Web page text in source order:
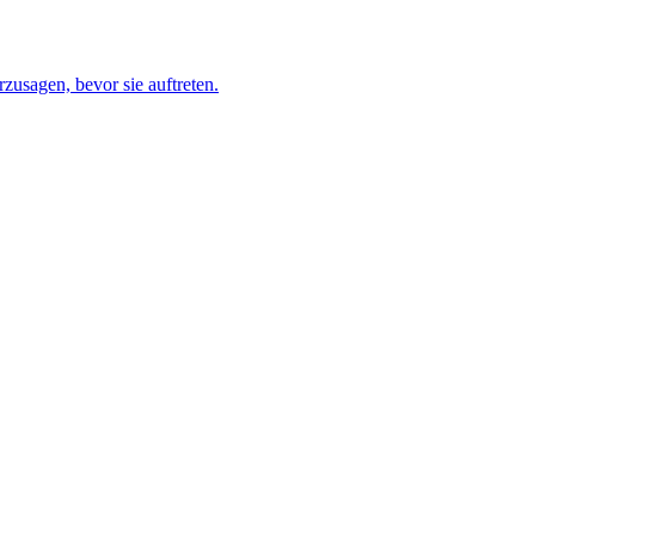
bevor sie auftreten.